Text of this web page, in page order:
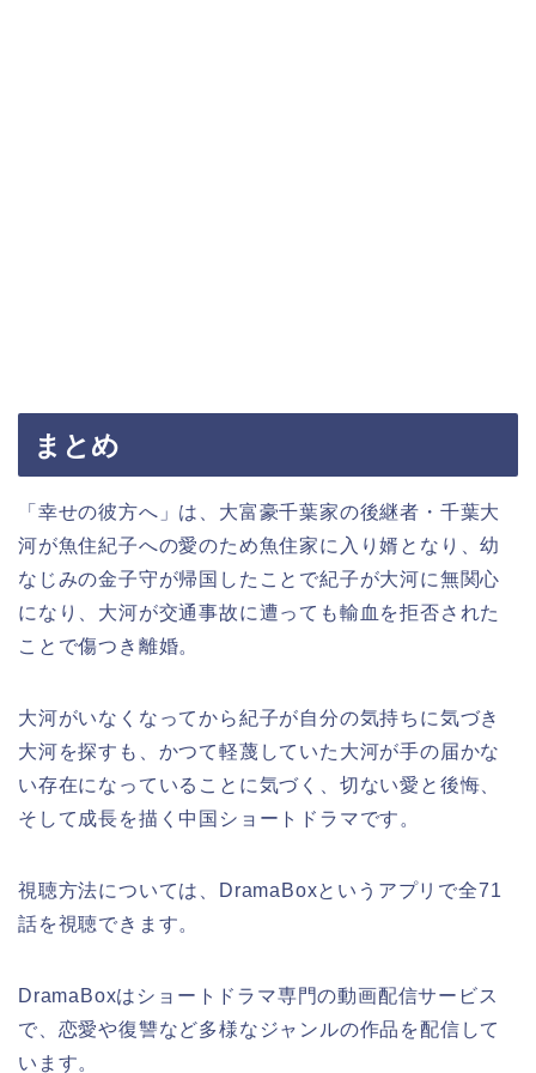
まとめ
「幸せの彼方へ」は、大富豪千葉家の後継者・千葉大
河が魚住紀子への愛のため魚住家に入り婿となり、幼
なじみの金子守が帰国したことで紀子が大河に無関心
になり、大河が交通事故に遭っても輸血を拒否された
ことで傷つき離婚。
大河がいなくなってから紀子が自分の気持ちに気づき
大河を探すも、かつて軽蔑していた大河が手の届かな
い存在になっていることに気づく、切ない愛と後悔、
そして成長を描く中国ショートドラマです。
視聴方法については、DramaBoxというアプリで全71
話を視聴できます。
DramaBoxはショートドラマ専門の動画配信サービス
で、恋愛や復讐など多様なジャンルの作品を配信して
います。